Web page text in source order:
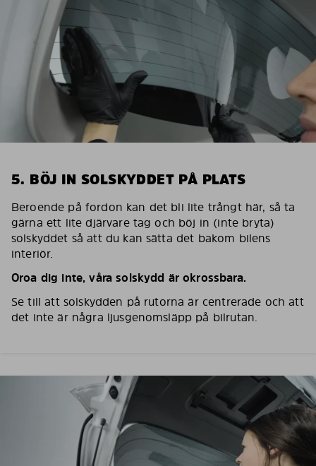
5. BÖJ IN SOLSKYDDET PÅ PLATS
Beroende på fordon kan det bli lite trångt här, så ta
gärna ett lite djärvare tag och böj in (inte bryta)
solskyddet så att du kan sätta det bakom bilens
interiör.
Oroa dig inte, våra solskydd är okrossbara.
Se till att solskydden på rutorna är centrerade och att
det inte är några ljusgenomsläpp på bilrutan.